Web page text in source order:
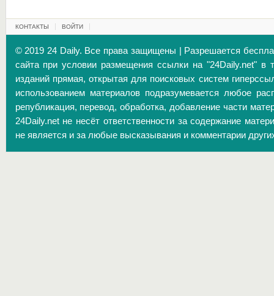
КОНТАКТЫ ВОЙТИ
© 2019 24 Daily. Все права защищены | Разрешается
сайта при условии размещения ссылки на "24Daily.net" в
изданий прямая, открытая для поисковых систем
использованием материалов подразумевается любое
републикация, перевод, обработка, добавление части
24Daily.net не несёт ответственности за содержание
не является и за любые высказывания и комментарии